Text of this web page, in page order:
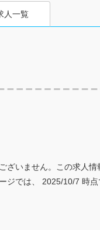
人一覧
ざいません。この求人情
ジでは、 2025/10/7 時